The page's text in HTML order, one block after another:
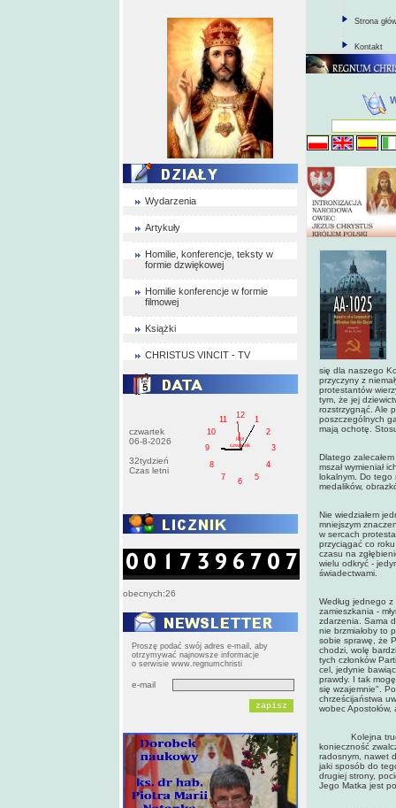
Wydarzenia
Artykuły
Homilie, konferencje, teksty w
formie dzwiękowej
Homilie konferencje w formie
filmowej
Książki
CHRISTUS VINCIT - TV
czwartek
06-8-2026
32tydzień
Czas letni
1
2
3
4
5
6
7
8
9
10
11
12
PM
czwartek
obecnych:26
Proszę podać swój adres e-mail, aby
otrzymywać najnowsze informacje
o serwisie www.regnumchristi
e-mail
Strona
Kontakt
się dla naszego
przyczyny z
protestantów
tym, że jej
rozstrzygnąć. Ale
poszczególnych
mają ochotę.
Dlatego
mszał wymieniał
lokalnym. Do tego
medalików,
Nie wiedziałem
mniejszym
w sercach
przyciągać co
czasu na
wielu odkryć -
świadectwami.
Według jednego
zamieszkania -
zdarzenia. Sama
nie brzmiałoby to
sobie sprawę, że
chodzi, wolę
tych członków
cel, jedynie
prawdy. I tak
się wzajemnie".
chrześcijaństwa
wobec
Kolejna
konieczność
radosnym, nawet
jaki sposób do
drugiej strony,
Jego Matka jest